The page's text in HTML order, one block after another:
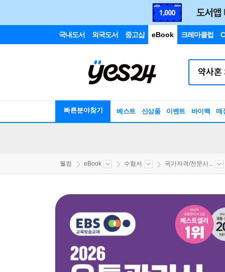
국내도서 외국도서 중고샵 eBook 크레마클럽
빠른분야찾기 베스트 신상품 이벤트 바이백 매
웰컴 eBook 수험서 국가자격/전문사...